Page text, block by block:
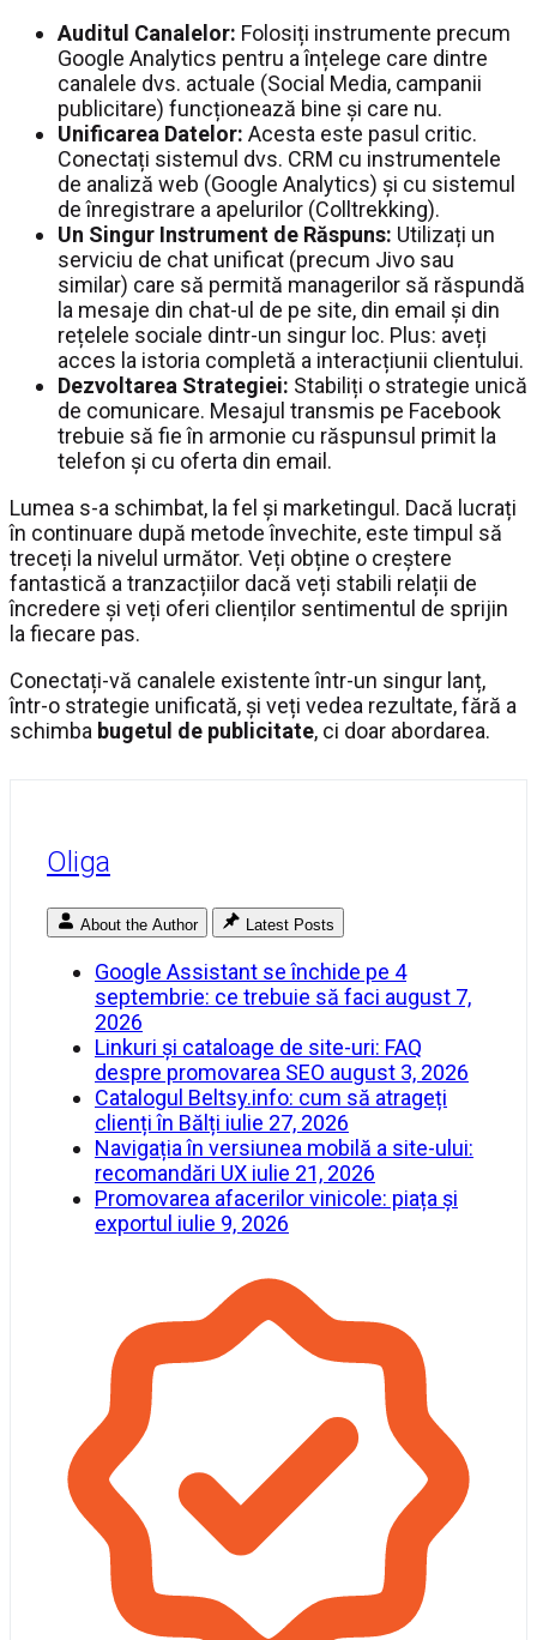
Auditul Canalelor: Folosiți instrumente precum
Google Analytics pentru a înțelege care dintre
canalele dvs. actuale (Social Media, campanii
publicitare) funcționează bine și care nu.
Unificarea Datelor: Acesta este pasul critic.
Conectați sistemul dvs. CRM cu instrumentele
de analiză web (Google Analytics) și cu sistemul
de înregistrare a apelurilor (Colltrekking).
Un Singur Instrument de Răspuns: Utilizați un
serviciu de chat unificat (precum Jivo sau
similar) care să permită managerilor să răspundă
la mesaje din chat-ul de pe site, din email și din
rețelele sociale dintr-un singur loc. Plus: aveți
acces la istoria completă a interacțiunii clientului.
Dezvoltarea Strategiei: Stabiliți o strategie unică
de comunicare. Mesajul transmis pe Facebook
trebuie să fie în armonie cu răspunsul primit la
telefon și cu oferta din email.
Lumea s-a schimbat, la fel și marketingul. Dacă lucrați
în continuare după metode învechite, este timpul să
treceți la nivelul următor. Veți obține o creștere
fantastică a tranzacțiilor dacă veți stabili relații de
încredere și veți oferi clienților sentimentul de sprijin
la fiecare pas.
Conectați-vă canalele existente într-un singur lanț,
într-o strategie unificată, și veți vedea rezultate, fără a
schimba bugetul de publicitate, ci doar abordarea.
Oliga
About the Author Latest Posts
Google Assistant se închide pe 4
septembrie: ce trebuie să faci august 7,
2026
Linkuri și cataloage de site-uri: FAQ
despre promovarea SEO august 3, 2026
Catalogul Beltsy.info: cum să atrageți
clienți în Bălți iulie 27, 2026
Navigația în versiunea mobilă a site-ului:
recomandări UX iulie 21, 2026
Promovarea afacerilor vinicole: piața și
exportul iulie 9, 2026